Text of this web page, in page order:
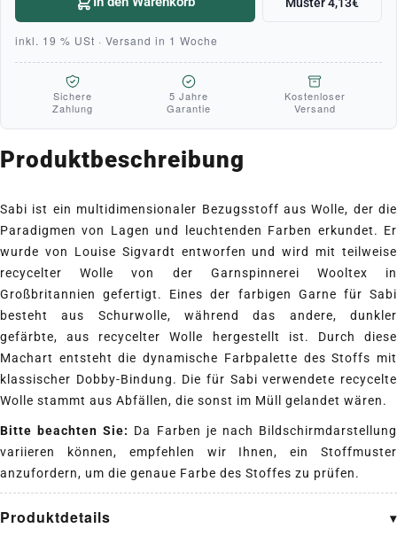
inkl. 19 % USt · Versand in 1 Woche
Sichere
Zahlung
5 Jahre
Garantie
Kostenloser
Versand
Produktbeschreibung
Sabi ist ein multidimensionaler Bezugsstoff aus Wolle, der die
Paradigmen von Lagen und leuchtenden Farben erkundet. Er
wurde von Louise Sigvardt entworfen und wird mit teilweise
recycelter Wolle von der Garnspinnerei Wooltex in
Großbritannien gefertigt. Eines der farbigen Garne für Sabi
besteht aus Schurwolle, während das andere, dunkler
gefärbte, aus recycelter Wolle hergestellt ist. Durch diese
Machart entsteht die dynamische Farbpalette des Stoffs mit
klassischer Dobby-Bindung. Die für Sabi verwendete recycelte
Wolle stammt aus Abfällen, die sonst im Müll gelandet wären.
Bitte beachten Sie: Da Farben je nach Bildschirmdarstellung
variieren können, empfehlen wir Ihnen, ein Stoffmuster
anzufordern, um die genaue Farbe des Stoffes zu prüfen.
Produktdetails